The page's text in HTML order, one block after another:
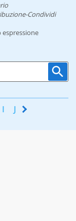
Condividi
I J K